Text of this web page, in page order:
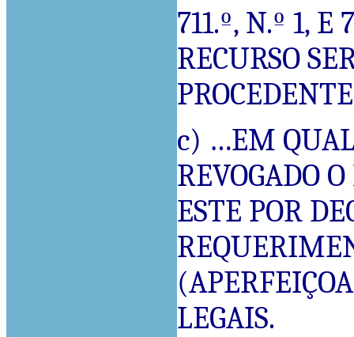
711.º, N.º 1, E
RECURSO
c) …EM
REVOGADO
ESTE POR
LEGAIS.